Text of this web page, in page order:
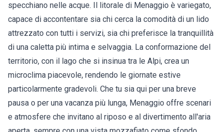
specchiano nelle acque. Il litorale di Menaggio è variegato,
capace di accontentare sia chi cerca la comodità di un lido
attrezzato con tutti i servizi, sia chi preferisce la tranquillità
di una caletta più intima e selvaggia. La conformazione del
territorio, con il lago che si insinua tra le Alpi, crea un
microclima piacevole, rendendo le giornate estive
particolarmente gradevoli. Che tu sia qui per una breve
pausa o per una vacanza più lunga, Menaggio offre scenari
e atmosfere che invitano al riposo e al divertimento all'aria